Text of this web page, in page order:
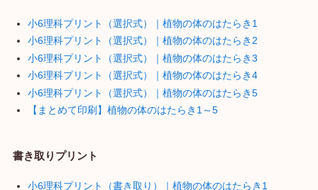
小6理科プリント（選択式）｜植物の体のはたらき1
小6理科プリント（選択式）｜植物の体のはたらき2
小6理科プリント（選択式）｜植物の体のはたらき3
小6理科プリント（選択式）｜植物の体のはたらき4
小6理科プリント（選択式）｜植物の体のはたらき5
【まとめて印刷】植物の体のはたらき1～5
書き取りプリント
小6理科プリント（書き取り）｜植物の体のはたらき1